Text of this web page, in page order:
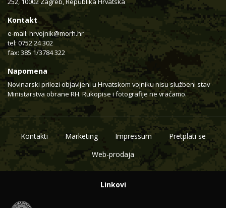
Kontakt
e-mail: hrvojnik@morh.hr
tel: 0752 24 302
fax: 385 1/3784 322
Napomena
Novinarski prilozi objavljeni u Hrvatskom vojniku nisu službeni stav
Ministarstva obrane RH. Rukopise i fotografije ne vraćamo.
Kontakti Marketing Impressum
Pretplati se
Web-prodaja
Linkovi